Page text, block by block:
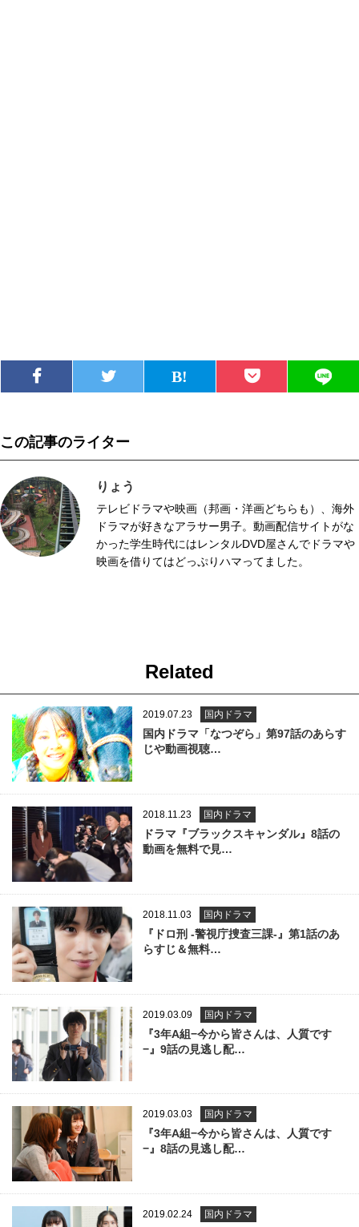
この記事のライター
りょう
テレビドラマや映画（邦画・洋画どちらも）、海外
ドラマが好きなアラサー男子。動画配信サイトがな
かった学生時代にはレンタルDVD屋さんでドラマや
映画を借りてはどっぷりハマってました。
Related
2019.07.23 国内ドラマ
国内ドラマ「なつぞら」第97話のあらす
じや動画視聴…
2018.11.23 国内ドラマ
ドラマ『ブラックスキャンダル』8話の
動画を無料で見…
2018.11.03 国内ドラマ
『ドロ刑 -警視庁捜査三課-』第1話のあ
らすじ＆無料…
2019.03.09 国内ドラマ
『3年A組−今から皆さんは、人質です
−』9話の見逃し配…
2019.03.03 国内ドラマ
『3年A組−今から皆さんは、人質です
−』8話の見逃し配…
2019.02.24 国内ドラマ